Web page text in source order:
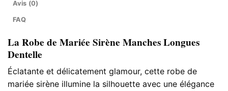
Avis (0)
FAQ
La Robe de Mariée Sirène Manches Longues
Dentelle
Éclatante et délicatement glamour, cette robe de
mariée sirène illumine la silhouette avec une élégance